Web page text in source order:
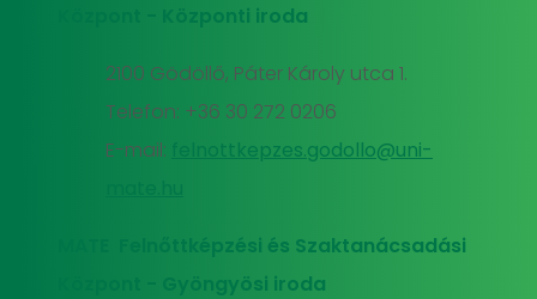
Központ - Központi iroda
2100 Gödöllő, Páter Károly utca 1.
Telefon: +36 30 272 0206
E-mail:
felnottkepzes.godollo@uni-
MATE Felnőttképzési és Szaktanácsadási
Központ - Gyöngyösi iroda